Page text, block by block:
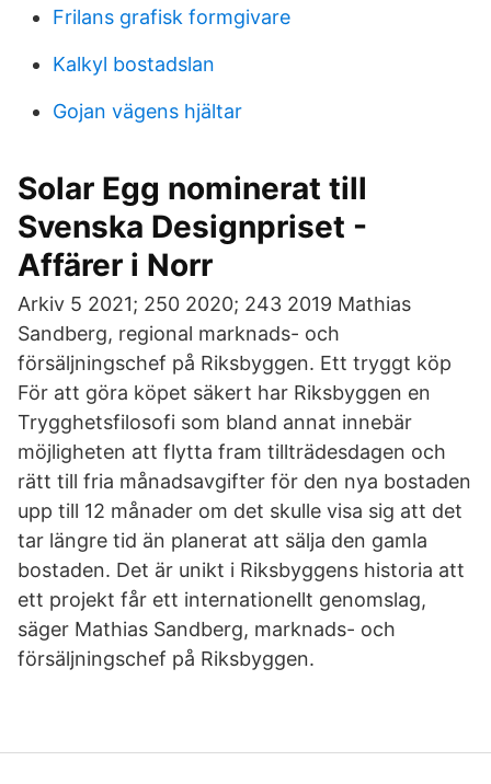
Frilans grafisk formgivare
Kalkyl bostadslan
Gojan vägens hjältar
Solar Egg nominerat till
Svenska Designpriset -
Affärer i Norr
Arkiv 5 2021; 250 2020; 243 2019 Mathias
Sandberg, regional marknads- och
försäljningschef på Riksbyggen. Ett tryggt köp
För att göra köpet säkert har Riksbyggen en
Trygghetsfilosofi som bland annat innebär
möjligheten att flytta fram tillträdesdagen och
rätt till fria månadsavgifter för den nya bostaden
upp till 12 månader om det skulle visa sig att det
tar längre tid än planerat att sälja den gamla
bostaden. Det är unikt i Riksbyggens historia att
ett projekt får ett internationellt genomslag,
säger Mathias Sandberg, marknads- och
försäljningschef på Riksbyggen.